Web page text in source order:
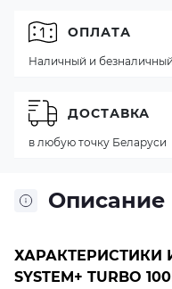
Описание
ХАРАКТЕРИСТИКИ
SYSTEM+ TURBO
ОПЛАТА
Наличный и
ДОСТАВКА
в любую точку Беларуси